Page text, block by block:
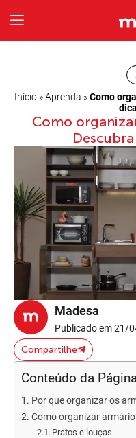
Início »Aprenda »Como
Como
Madesa
Publicado em 21/
Compartilhe
Conteúdo da
Por que organizar os
Como organizar
Pratos e louças